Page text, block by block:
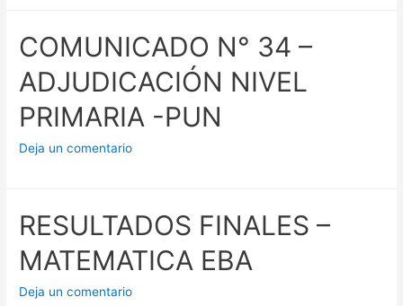
COMUNICADO N° 34 –
ADJUDICACIÓN NIVEL
PRIMARIA -PUN
Deja un comentario
RESULTADOS FINALES –
MATEMATICA EBA
Deja un comentario